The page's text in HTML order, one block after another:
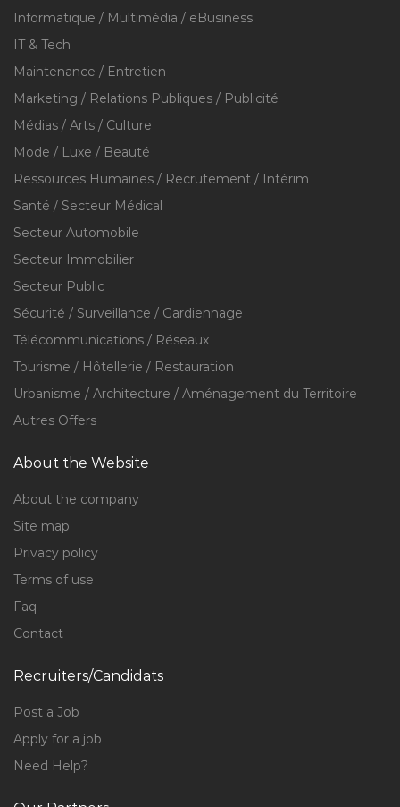
Informatique / Multimédia / eBusiness
IT & Tech
Maintenance / Entretien
Marketing / Relations Publiques / Publicité
Médias / Arts / Culture
Mode / Luxe / Beauté
Ressources Humaines / Recrutement / Intérim
Santé / Secteur Médical
Secteur Automobile
Secteur Immobilier
Secteur Public
Sécurité / Surveillance / Gardiennage
Télécommunications / Réseaux
Tourisme / Hôtellerie / Restauration
Urbanisme / Architecture / Aménagement du Territoire
Autres Offers
About the Website
About the company
Site map
Privacy policy
Terms of use
Faq
Contact
Recruiters/Candidats
Post a Job
Apply for a job
Need Help?